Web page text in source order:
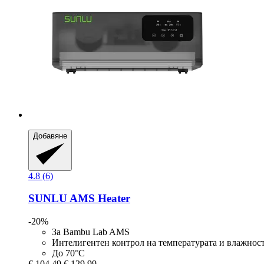
Добавяне
4.8 (6)
SUNLUAMS Heater
-20%
За Bambu Lab AMS
Интелигентен контрол на температурата и
До 70°C